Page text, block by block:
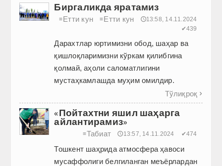
Биргаликда яратамиз
≡Етти кун ≡Етти кун
🕔13:58, 14.11.2024
✔439
Дарахтлар юртимизни обод, шаҳар ва
қишлоқларимизни кўркам қилибгина
қолмай, аҳоли саломатлигини
мустаҳкамлашда муҳим омилдир.
Тўлиқроқ 
«Пойтахтни яшил шаҳарга
айлантирамиз»
≡Табиат 🕔13:57, 14.11.2024 ✔474
Тошкент шаҳрида атмосфера ҳавоси
мусаффолиги белгиланган меъёрлардан